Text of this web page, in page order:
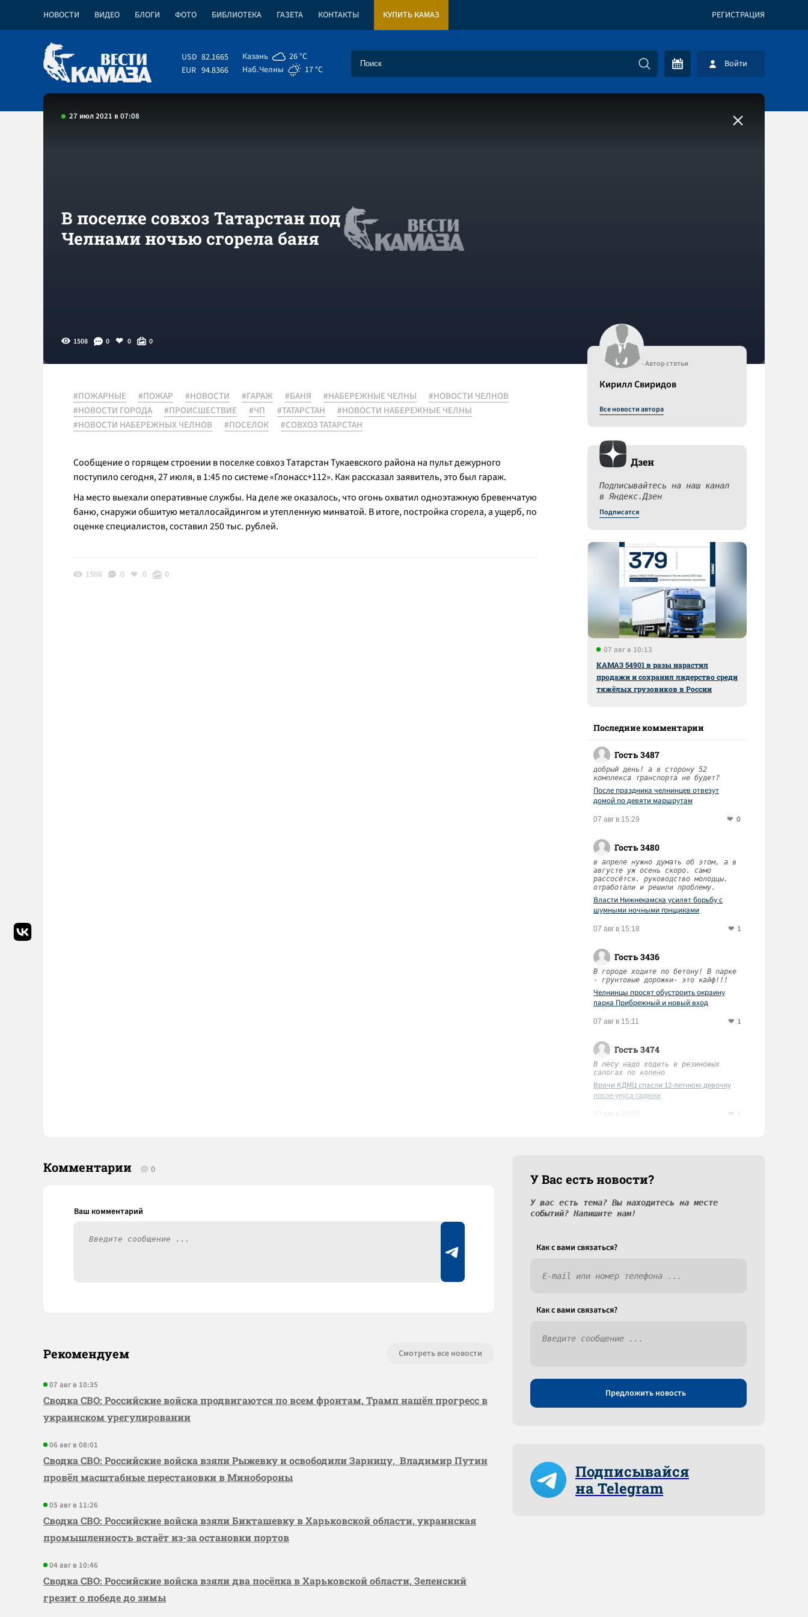
НОВОСТИ ВИДЕО БЛОГИ ФОТО БИБЛИОТЕКА ГАЗЕТА КОНТАКТЫ КУПИТЬ КАМАЗ РЕГИСТРАЦИЯ
USD 82.1665
EUR 94.8366
Казань
26 °C
Наб.Челны
17 °C Войти
27 июл 2021 в 07:08
В поселке совхоз Татарстан под
Челнами ночью сгорела баня
1508 0 0 0
#ПОЖАРНЫЕ #ПОЖАР #НОВОСТИ #ГАРАЖ #БАНЯ #НАБЕРЕЖНЫЕ ЧЕЛНЫ
#НОВОСТИ ЧЕЛНОВ
#НОВОСТИ ГОРОДА
#ПРОИСШЕСТВИЕ #ЧП #ТАТАРСТАН
#НОВОСТИ НАБЕРЕЖНЫЕ ЧЕЛНЫ
#НОВОСТИ НАБЕРЕЖНЫХ ЧЕЛНОВ
#ПОСЕЛОК #СОВХОЗ ТАТАРСТАН
Сообщение о горящем строении в поселке совхоз Татарстан Тукаевского района на пульт дежурного
поступило сегодня, 27 июля, в 1:45 по системе «Глонасс+112». Как рассказал заявитель, это был гараж.
На место выехали оперативные службы. На деле же оказалось, что огонь охватил одноэтажную бревенчатую
баню, снаружи обшитую металлосайдингом и утепленную минватой. В итоге, постройка сгорела, а ущерб, по
оценке специалистов, составил 250 тыс. рублей.
1508 0 0 0
- Автор статьи
Кирилл Свиридов
Все новости автора
Дзен
Подписывайтесь на наш канал
в Яндекс.Дзен
Подписатся
07 авг в 10:13
КАМАЗ 54901 в разы нарастил
продажи и сохранил лидерство среди
тяжёлых грузовиков в России
Последние комментарии
Гость 3487
добрый день! а в сторону 52
комплекса транспорта не будет?
После праздника челнинцев отвезут
домой по девяти маршрутам
07 авг в 15:29 0
Гость 3480
в апреле нужно думать об этом, а в
августе уж осень скоро. само
рассосётся. руководство молодцы.
отработали и решили проблему.
Власти Нижнекамска усилят борьбу с
шумными ночными гонщиками
07 авг в 15:18 1
Гость 3436
В городе ходите по бетону! В парке
- грунтовые дорожки- это кайф!!!
Челнинцы просят обустроить окраину
парка Прибрежный и новый вход
07 авг в 15:11 1
Гость 3474
В лесу надо ходить в резиновых
сапогах по колено
Врачи КДМЦ спасли 12-летнюю девочку
после укуса гадюки
Комментарии 0
Рекомендуем Смотреть все новости
07 авг в 10:35
Сводка СВО: Российские войска продвигаются по всем фронтам, Трамп нашёл прогресс в
украинском урегулировании
06 авг в 08:01
Сводка СВО: Российские войска взяли Рыжевку и освободили Зарницу, Владимир Путин
провёл масштабные перестановки в Минобороны
05 авг в 11:26
Сводка СВО: Российские войска взяли Бикташевку в Харьковской области, украинская
промышленность встаёт из-за остановки портов
04 авг в 10:46
Сводка СВО: Российские войска взяли два посёлка в Харьковской области, Зеленский
грезит о победе до зимы
У Вас есть новости?
У вас есть тема? Вы находитесь на месте
событий? Напишите нам!
Как c вами связаться?
Как c вами связаться?
Предложить новость
Подписывайся
на Telegram